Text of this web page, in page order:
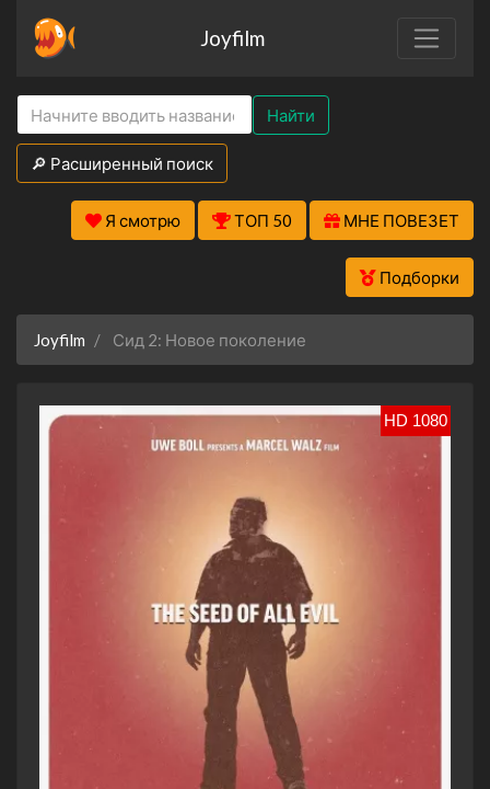
Joyfilm
Найти
🔎 Расширенный поиск
Я смотрю ТОП 50 МНЕ ПОВЕЗЕТ
Подборки
Joyfilm Сид 2: Новое поколение
HD 1080